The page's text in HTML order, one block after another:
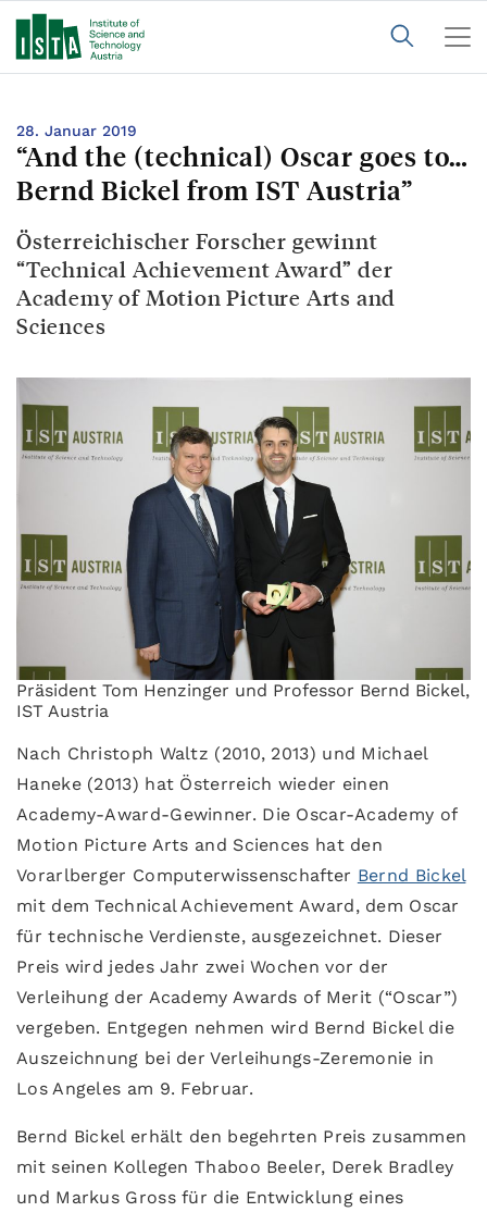
28. Januar 2019
“And the (technical) Oscar goes to…
Bernd Bickel from IST Austria”
Österreichischer Forscher gewinnt
“Technical Achievement Award” der
Academy of Motion Picture Arts and
Sciences
Präsident Tom Henzinger und Professor Bernd Bickel,
IST Austria
Nach Christoph Waltz (2010, 2013) und Michael
Haneke (2013) hat Österreich wieder einen
Academy-Award-Gewinner. Die Oscar-Academy of
Motion Picture Arts and Sciences hat den
Vorarlberger Computerwissenschafter Bernd Bickel
mit dem Technical Achievement Award, dem Oscar
für technische Verdienste, ausgezeichnet. Dieser
Preis wird jedes Jahr zwei Wochen vor der
Verleihung der Academy Awards of Merit (“Oscar”)
vergeben. Entgegen nehmen wird Bernd Bickel die
Auszeichnung bei der Verleihungs-Zeremonie in
Los Angeles am 9. Februar.
Bernd Bickel erhält den begehrten Preis zusammen
mit seinen Kollegen Thaboo Beeler, Derek Bradley
und Markus Gross für die Entwicklung eines